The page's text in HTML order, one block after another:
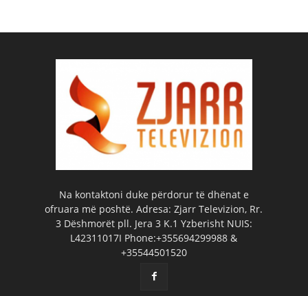
Na kontaktoni duke përdorur të dhënat e
ofruara më poshtë. Adresa: Zjarr Televizion, Rr.
3 Dëshmorët pll. Jera 3 K.1 Yzberisht NUIS:
L42311017I Phone:+355694299988 &
+35544501520